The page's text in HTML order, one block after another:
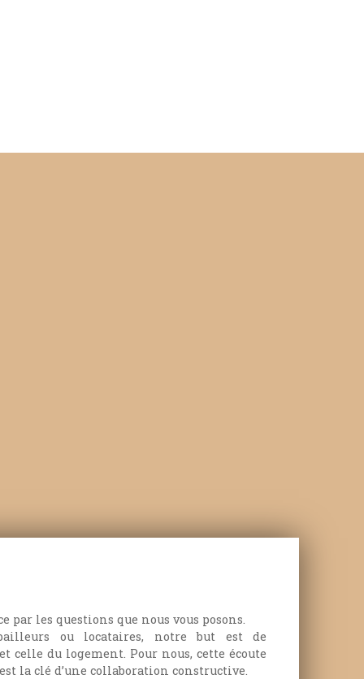
par les questions que nous vous posons.
bailleurs ou locataires, notre but est de
celle du logement. Pour nous, cette écoute
la clé d’une collaboration constructive.